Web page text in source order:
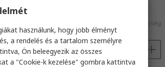
F, °C
8059 Ft/egység
Mennyiség
használunk, hogy jobb élményt
a rendelés és a tartalom személyre
Ön beleegyezik az összes
a "Cookie-k kezelése" gombra kattintva